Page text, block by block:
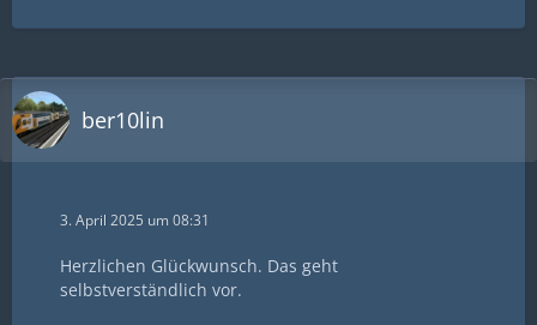
ber10lin
3. April 2025 um 08:31
Herzlichen Glückwunsch. Das geht
selbstverständlich vor.